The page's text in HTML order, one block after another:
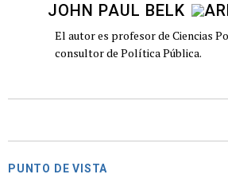
JOHN PAUL BELK
El autor es profesor de Ciencias
consultor de Política Pública.
PUNTO DE VISTA